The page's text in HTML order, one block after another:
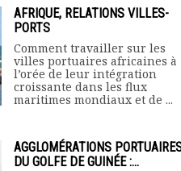
AFRIQUE, RELATIONS VILLES-
PORTS
Comment travailler sur les
villes portuaires africaines à
l’orée de leur intégration
croissante dans les flux
maritimes mondiaux et de ...
AGGLOMÉRATIONS
DU GOLFE DE GUINÉE :...